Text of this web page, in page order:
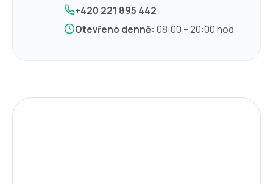
+420 221 895 442
Otevřeno denně: 08:00 – 20:00 hod.